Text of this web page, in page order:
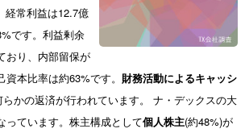
経常利益は12.7億
です。利益剰余
おり、内部留保が
本比率は約63%です。 財務活動によるキャッシ
らかの返済が行われています。 ナ・デックスの大
っています。株主構成として個人株主(約48%)が